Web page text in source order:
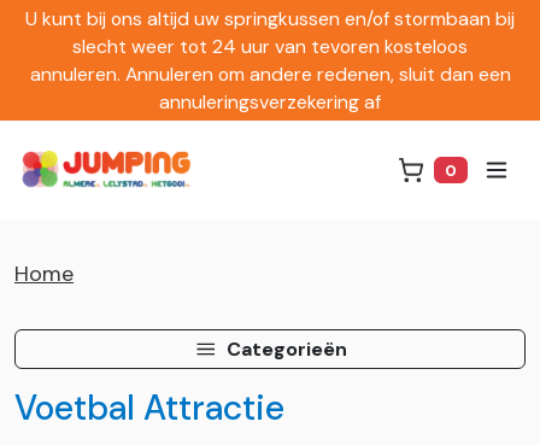
U kunt bij ons altijd uw springkussen en/of stormbaan bij
slecht weer tot 24 uur van tevoren kosteloos
annuleren. Annuleren om andere redenen, sluit dan een
annuleringsverzekering af
0
Home
Categorieën
Voetbal Attractie